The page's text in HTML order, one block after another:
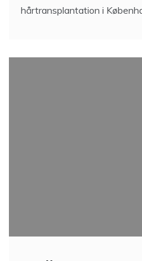
hårtransplantation i